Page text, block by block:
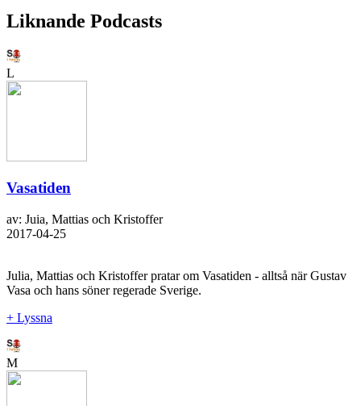
Liknande Podcasts
L
Vasatiden
av: Juia, Mattias och Kristoffer
2017-04-25
Julia, Mattias och Kristoffer pratar om Vasatiden - alltså när Gustav
Vasa och hans söner regerade Sverige.
+ Lyssna
M